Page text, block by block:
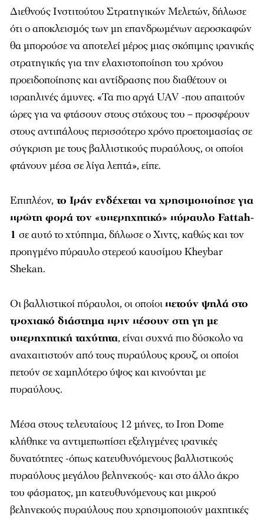
Διεθνούς Ινστιτούτου Στρατηγικών Μελετών, δήλωσε
ότι ο αποκλεισμός των μη επανδρωμένων αεροσκαφών
θα μπορούσε να αποτελεί μέρος μιας σκόπιμης ιρανικής
στρατηγικής για την ελαχιστοποίηση του χρόνου
προειδοποίησης και αντίδρασης που διαθέτουν οι
ισραηλινές άμυνες. «Τα πιο αργά UAV -που απαιτούν
ώρες για να φτάσουν στους στόχους του – προσφέρουν
στους αντιπάλους περισσότερο χρόνο προετοιμασίας σε
σύγκριση με τους βαλλιστικούς πυραύλους, οι οποίοι
φτάνουν μέσα σε λίγα λεπτά», είπε.
Επιπλέον, το Ιράν ενδέχεται να χρησιμοποίησε για
πρώτη φορά τον «υπερηχητικό» πύραυλο Fattah-
1 σε αυτό το χτύπημα, δήλωσε ο Χιντς, καθώς και τον
προηγμένο πύραυλο στερεού καυσίμου Kheybar
Shekan.
Οι βαλλιστικοί πύραυλοι, οι οποίοιπετούν ψηλά στο
τροχιακό διάστημα πριν πέσουν στη γη με
υπερηχητική ταχύτητα, είναι συχνά πιο δύσκολο να
αναχαιτιστούν από τους πυραύλους κρουζ, οι οποίοι
πετούν σε χαμηλότερο ύψος και κινούνται με
πυραύλους.
Μέσα στους τελευταίους 12 μήνες, το Iron Dome
κλήθηκε να αντιμεπωπίσει εξελιγμένες ιρανικές
δυνατότητες -όπως κατευθυνόμενους βαλλιστικούς
πυραύλους μεγάλου βεληνεκούς- και στο άλλο άκρο
του φάσματος, μη κατευθυνόμενους και μικρού
βεληνεκούς πυραύλους που χρησιμοποιούν μαχητικές